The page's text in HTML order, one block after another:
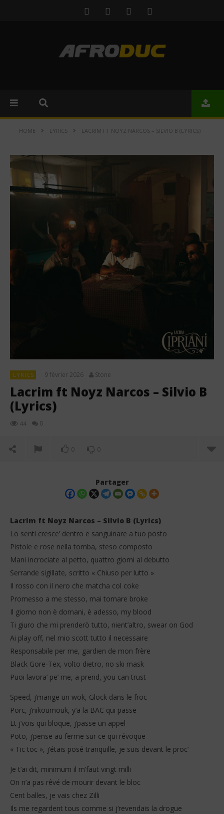
HOME LYRICS LACRIM FT NOYZ NARCOS – SILVIO B (LYRICS)
LYRICS 9 février 2026 Stone
Lacrim ft Noyz Narcos – Silvio B
(Lyrics)
44 0
0 0
NOW VIEWING
Lacrim ft Noyz Narcos – Silvio B (Lyrics)
9
février
2026
Stone
Partager
Lacrim ft Noyz Narcos – Silvio B (Lyrics)
Lo senti cresce’ dentro e sanguinare a tuo posto
Pistole e rose nella tomba, steso composto
Mani incrociate al petto, quattro giorni al debutto
Serrande sigillate, scritto « Chiuso per lutto »
Il rosso con il nero che matcha col coke
Promesso a me stesso, mai tornare broke
Il giorno non è domani, è adesso, my blood
Ti giuro che mi prenderò tutto, nient’altro, swear on God
Ai play off, nel mio scott tutto il necessaire
Responsabile per me, gardien de mon frère
Black Gore-Tex, volto dietro, no ski mask
Puoi lavora’ pe’ me, a prend, you can trust
Speed, j’mange un wok, Glock dans le froc
Porc, j’nikoumouk, y’a la BAC qui passe
Et j’vois qui bloque, j’passe un appel
Poto, j’pense au ferme sur ce qui révoque
« Tic toc », j’étais posé tranquille, je suis devant le proc’
Je t’ai dit, minimum il m’faut vingt milli
On n’a pas rêvé de mourir devant le bloc
Cent balles, je vais chez Zilli
Ils me regardent tous comme si j’revendais la drogue